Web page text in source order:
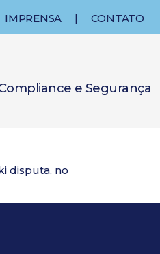
IMPRENSA | CONTATO
e Segurança
disputa, no